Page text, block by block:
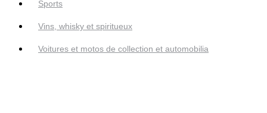
Sports
Vins, whisky et spiritueux
Voitures et motos de collection et automobilia